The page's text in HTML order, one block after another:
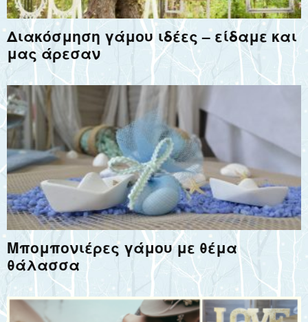
Διακόσμηση γάμου ιδέες – είδαμε και
μας άρεσαν
Μπομπονιέρες γάμου με θέμα
θάλασσα